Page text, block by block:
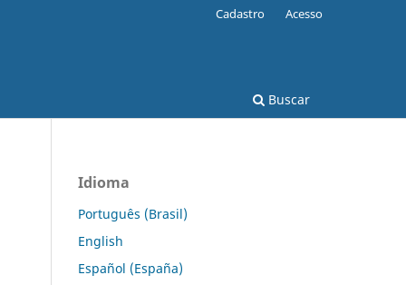
Buscar
Cadastro Acesso
Idioma
Português (Brasil)
English
Español (España)